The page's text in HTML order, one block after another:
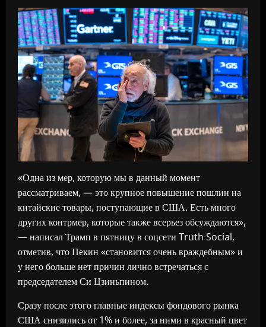
«Одна из мер, которую мы в данный момент
рассматриваем, — это крупное повышение пошлин на
китайские товары, поступающие в США. Есть много
других контрмер, которые также всерьез обсуждаются»,
— написал Трамп в пятницу в соцсети Truth Social,
отметив, что Пекин «становится очень враждебным» и
у него больше нет причин лично встречаться с
председателем Си Цзиньпином.
Сразу после этого главные индексы фондового рынка
США снизились от 1% и более, за ними в красный цвет